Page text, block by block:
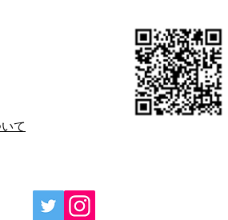
て